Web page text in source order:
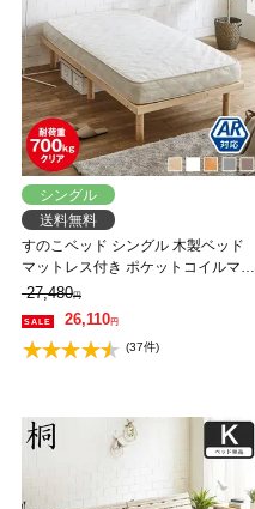
シングル
送料無料
すのこベッド シングル 木製ベッド
マットレス付き ポケットコイルマッ
トレス かため 組立簡単 ヘッドレス
一人暮らし 北欧 低ホルムアルデヒ
ド バノン【AR】
27,480円
26,110円
(37件)